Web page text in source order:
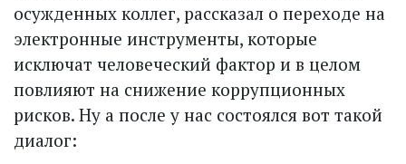
осужденных коллег, рассказал о переходе на
электронные инструменты, которые
исключат человеческий фактор и в целом
повлияют на снижение коррупционных
рисков. Ну а после у нас состоялся вот такой
диалог: